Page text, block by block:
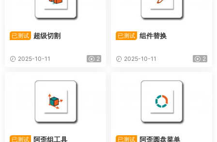
已测试 超级切割
2025-10-11 2
已测试 组件替换
2025-10-11 2
已测试 阿歪组工具 已测试 阿歪圆盘菜单